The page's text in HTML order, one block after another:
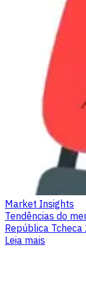
Market Insights
Tendências do
República Tcheca
Leia mais